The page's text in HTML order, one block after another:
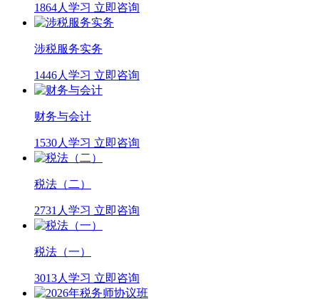
1864人学习 立即咨询
涉税服务实务
1446人学习 立即咨询
财务与会计
1530人学习 立即咨询
税法（二）
2731人学习 立即咨询
税法（一）
3013人学习 立即咨询